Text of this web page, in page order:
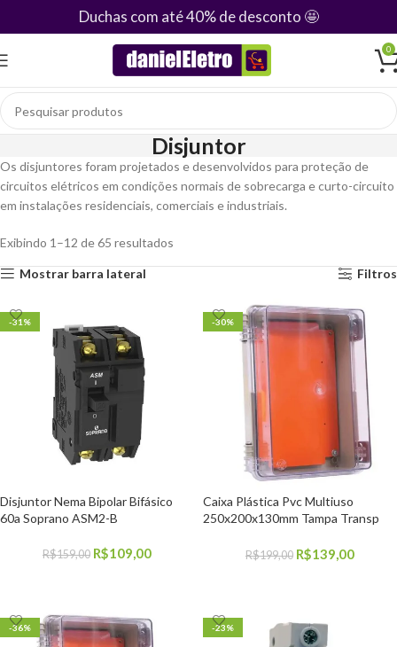
Duchas com até 40% de desconto 🤩
0
Disjuntor
Os disjuntores foram projetados e desenvolvidos para proteção de
circuitos elétricos em condições normais de sobrecarga e curto-circuito
em instalações residenciais, comerciais e industriais.
Exibindo 1–12 de 65 resultados
Mostrar barra lateral Filtros
-31%
Disjuntor Nema Bipolar Bifásico
60a Soprano ASM2-B
R$159,00 R$109,00
-30%
Caixa Plástica Pvc Multiuso
250x200x130mm Tampa Transp
R$199,00 R$139,00
-36% -23%